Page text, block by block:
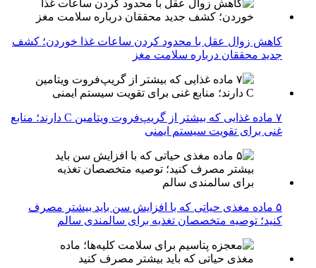
کاهش زوال عقل با محدود کردن ساعات غذا خوردن؛ کشف
جدید محققان درباره سلامت مغز
۷ ماده غذایی که بیشتر از گریپ‌فروت ویتامین C دارند؛ منابع
غنی برای تقویت سیستم ایمنی
۵ ماده مغذی حیاتی که با افزایش سن باید بیشتر مصرف
کنید؛ توصیه متخصصان تغذیه برای سالمندی سالم